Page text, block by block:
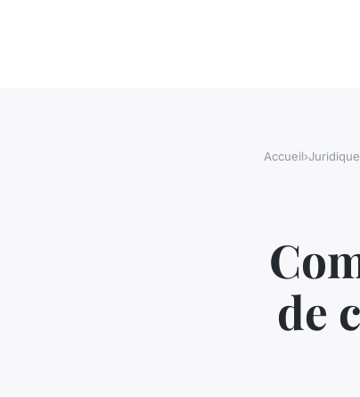
Accueil›Juridique
de